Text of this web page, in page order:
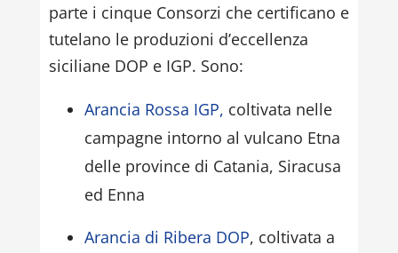
parte i cinque Consorzi che certificano e
tutelano le produzioni d’eccellenza
siciliane DOP e IGP. Sono:
Arancia Rossa IGP, coltivata nelle
campagne intorno al vulcano Etna
delle province di Catania, Siracusa
ed Enna
Arancia di Ribera DOP, coltivata a